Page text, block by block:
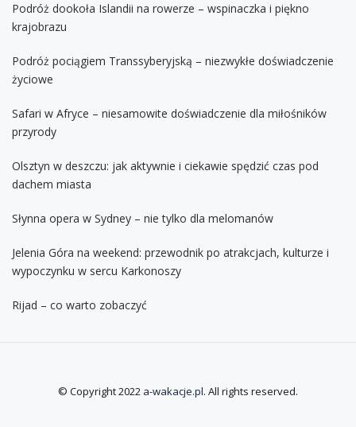
Podróż dookoła Islandii na rowerze – wspinaczka i piękno
krajobrazu
Podróż pociągiem Transsyberyjską – niezwykłe doświadczenie
życiowe
Safari w Afryce – niesamowite doświadczenie dla miłośników
przyrody
Olsztyn w deszczu: jak aktywnie i ciekawie spędzić czas pod
dachem miasta
Słynna opera w Sydney – nie tylko dla melomanów
Jelenia Góra na weekend: przewodnik po atrakcjach, kulturze i
wypoczynku w sercu Karkonoszy
Rijad – co warto zobaczyć
© Copyright 2022 a-wakacje.pl. All rights reserved.